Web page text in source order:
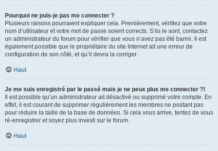
Pourquoi ne puis-je pas me connecter ?
Plusieurs raisons pourraient expliquer cela. Premièrement, vérifiez que votre
nom d’utilisateur et votre mot de passe soient corrects. S’ils le sont, contactez
un administrateur du forum pour vérifier que vous n’avez pas été banni. Il est
également possible que le propriétaire du site Internet ait une erreur de
configuration de son côté, et qu’il devra la corriger.
Haut
Je me suis enregistré par le passé mais je ne peux plus me connecter ?!
Il est possible qu’un administrateur ait désactivé ou supprimé votre compte. En
effet, il est courant de supprimer régulièrement les membres ne postant pas
pour réduire la taille de la base de données. Si cela vous arrive, tentez de vous
ré-enregistrer et soyez plus investi sur le forum.
Haut